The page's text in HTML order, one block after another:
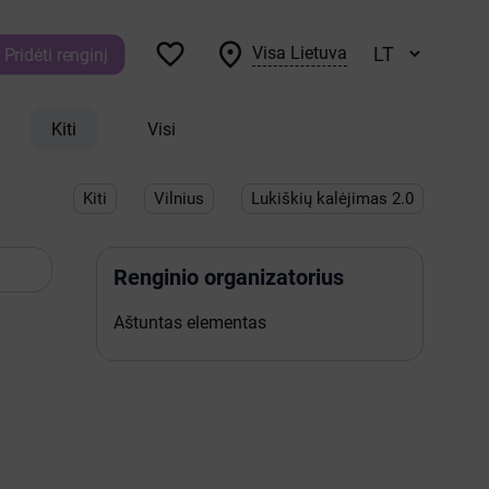
Pridėti renginį   Visa Lietuva
Kiti Visi
Kiti Vilnius Lukiškių kalėjimas 2.0
Renginio organizatorius
Aštuntas elementas